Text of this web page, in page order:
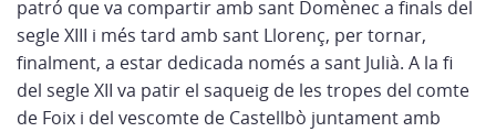
patró que va compartir amb sant Domènec a finals del
segle XIII i més tard amb sant Llorenç, per tornar,
finalment, a estar dedicada només a sant Julià. A la fi
del segle XII va patir el saqueig de les tropes del comte
de Foix i del vescomte de Castellbò juntament amb